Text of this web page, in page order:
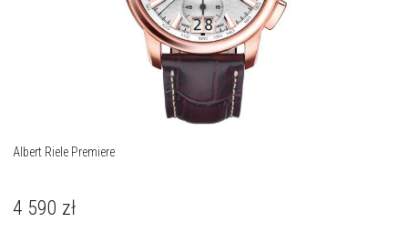
Albert Riele Premiere
4 590 zł